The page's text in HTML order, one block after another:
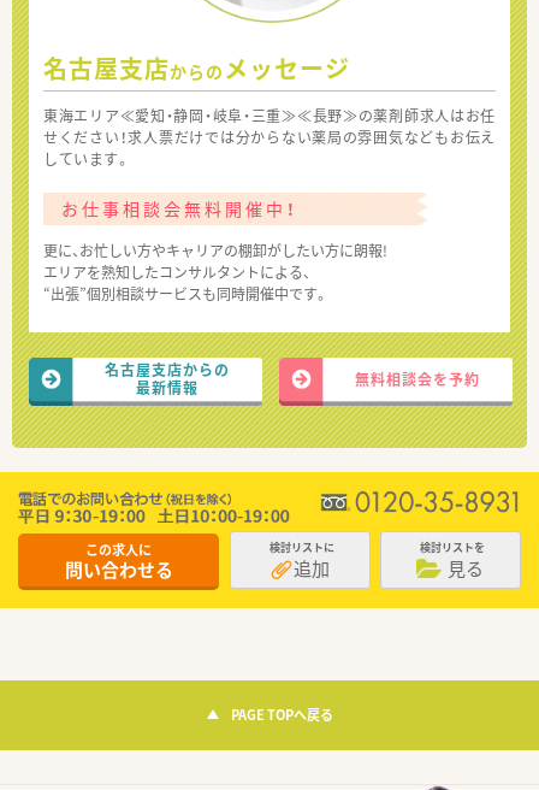
名古屋支店からの メッセージ
東海エリア≪愛知・静岡・岐阜・三重≫≪長野≫の薬剤師求人はお任
せください！求人票だけでは分からない薬局の雰囲気などもお伝え
しています。
お仕事相談会無料開催中！
更に、お忙しい方やキャリアの棚卸がしたい方に朗報!
エリアを熟知したコンサルタントによる、
“出張”個別相談サービスも同時開催中です。
名古屋支店からの
最新情報
無料相談会を予約
この求人に
問い合わせる
検討リストに
追加
検討リストを
見る
PAGE TOPへ戻る